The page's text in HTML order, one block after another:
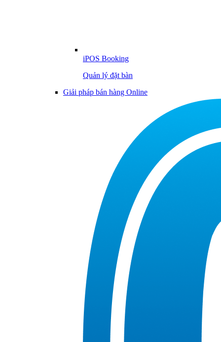
iPOS Booking
Quản lý đặt bàn
Giải pháp bán hàng Online